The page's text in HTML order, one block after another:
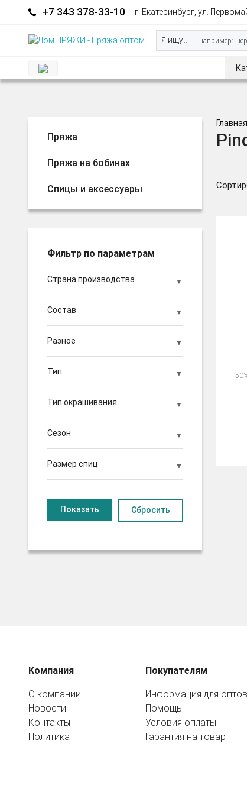
+7 343 378-33-10 г. Екатеринбург, ул.
Я ищу...
Пряжа
Пряжа на бобинах
Спицы и аксессуары
Фильтр по параметрам
Страна производства
Состав
Разное
Тип
Тип окрашивания
Сезон
Размер спиц
Сбросить
Главная
Компания
О компании
Новости
Контакты
Политика
Покупателям
Информация для
Помощь
Условия оплаты
Гарантия на товар